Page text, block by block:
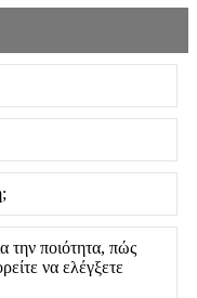
την ποιότητα, πώς
να ελέγξετε